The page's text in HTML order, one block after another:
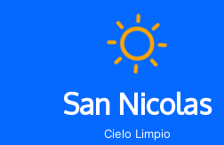
San Nicolas
Cielo Limpio